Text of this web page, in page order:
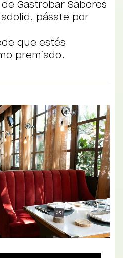
Gastrobar Sabores
pásate por
que estés
premiado.